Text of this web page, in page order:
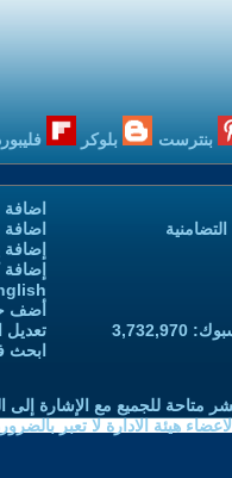
بنترست بلوكر
اضافة
أضف
تعديل
ابحث
متاحة للجميع مع الإشارة إلى
هيئة الادارة لا تعبر